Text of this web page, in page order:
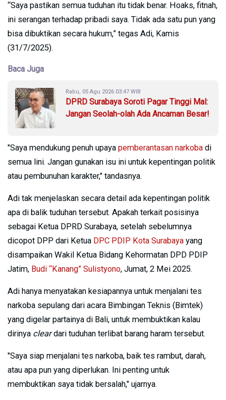
“Saya pastikan semua tuduhan itu tidak benar. Hoaks, fitnah,
ini serangan terhadap pribadi saya. Tidak ada satu pun yang
bisa dibuktikan secara hukum,” tegas Adi, Kamis
(31/7/2025).
Baca Juga
Rabu, 05 Agu 2026 03:47 WIB
DPRD Surabaya Soroti Pagar Tinggi Mal:
Jangan Seolah-olah Ada Ancaman Besar!
"Saya mendukung penuh upaya pemberantasan narkoba di
semua lini. Jangan gunakan isu ini untuk kepentingan politik
atau pembunuhan karakter," tandasnya.
Adi tak menjelaskan secara detail ada kepentingan politik
apa di balik tuduhan tersebut. Apakah terkait posisinya
sebagai Ketua DPRD Surabaya, setelah sebelumnya
dicopot DPP dari Ketua DPC PDIP Kota Surabaya yang
disampaikan Wakil Ketua Bidang Kehormatan DPD PDIP
Jatim, Budi “Kanang” Sulistyono, Jumat, 2 Mei 2025.
Adi hanya menyatakan kesiapannya untuk menjalani tes
narkoba sepulang dari acara Bimbingan Teknis (Bimtek)
yang digelar partainya di Bali, untuk membuktikan kalau
dirinya cleardari tuduhan terlibat barang haram tersebut.
"Saya siap menjalani tes narkoba, baik tes rambut, darah,
atau apa pun yang diperlukan. Ini penting untuk
membuktikan saya tidak bersalah," ujarnya.